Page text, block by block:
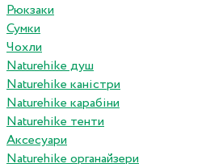
Рюкзаки
Сумки
Чохли
Naturehike душ
Naturehike каністри
Naturehike карабіни
Naturehike тенти
Аксесуари
Naturehike органайзери